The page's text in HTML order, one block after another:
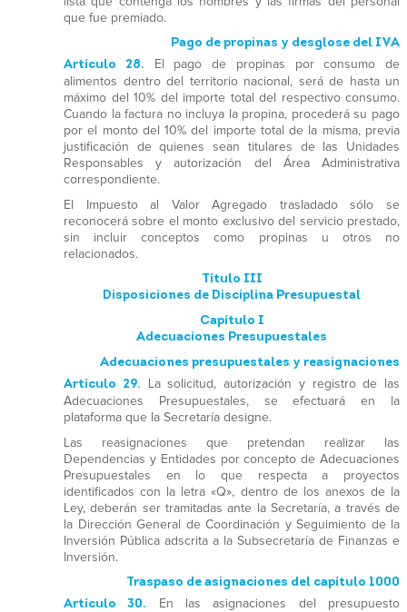
que fue premiado.
Pago de propinas y desglose del IVA
Artículo 28. El pago de propinas por consumo de
alimentos dentro del territorio nacional, será de hasta un
máximo del 10% del importe total del respectivo consumo.
Cuando la factura no incluya la propina, procederá su pago
por el monto del 10% del importe total de la misma, previa
justificación de quienes sean titulares de las Unidades
Responsables y autorización del Área Administrativa
correspondiente.
El Impuesto al Valor Agregado trasladado sólo se
reconocerá sobre el monto exclusivo del servicio prestado,
sin incluir conceptos como propinas u otros no
relacionados.
Título III
Disposiciones de Disciplina Presupuestal
Capítulo I
Adecuaciones Presupuestales
Adecuaciones presupuestales y reasignaciones
Artículo 29. La solicitud, autorización y registro de las
Adecuaciones Presupuestales, se efectuará en la
plataforma que la Secretaría designe.
Las reasignaciones que pretendan realizar las
Dependencias y Entidades por concepto de Adecuaciones
Presupuestales en lo que respecta a proyectos
identificados con la letra «Q», dentro de los anexos de la
Ley, deberán ser tramitadas ante la Secretaría, a través de
la Dirección General de Coordinación y Seguimiento de la
Inversión Pública adscrita a la Subsecretaría de Finanzas e
Inversión.
Traspaso de asignaciones del capítulo 1000
Artículo 30. En las asignaciones del presupuesto